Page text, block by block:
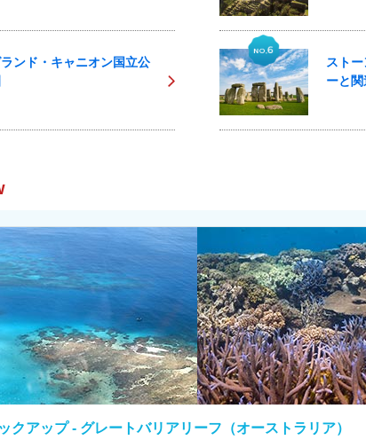
ンド・キャニオン国立公
スト
ーと
クアップ - グレートバリアリーフ（オーストラリア）